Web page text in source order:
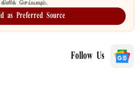
செய்யவும்.
as Preferred Source
Follow Us